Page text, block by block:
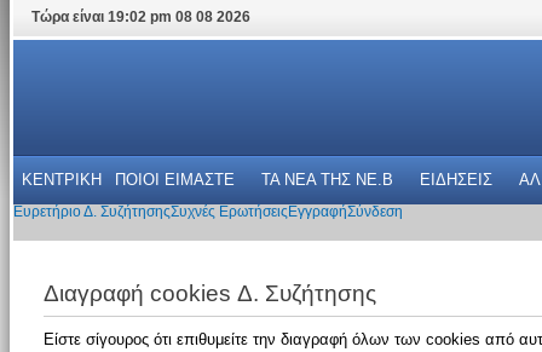
Τώρα είναι 19:02 pm 08 08 2026
ΚΕΝΤΡΙΚΗ ΠΟΙΟΙ ΕΙΜΑΣΤΕ ΤΑ ΝΕΑ THΣ NE.B ΕΙΔΗΣΕΙΣ
Ευρετήριο Δ. ΣυζήτησηςΣυχνές Ερωτήσεις ΕγγραφήΣύνδεση
Διαγραφή cookies Δ. Συζήτησης
Είστε σίγουρος ότι επιθυμείτε την διαγραφή όλων των cookies από